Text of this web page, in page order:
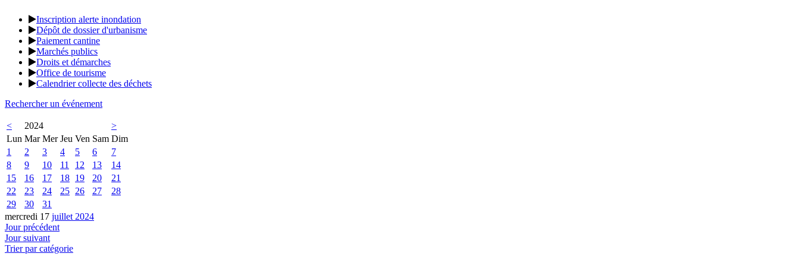
Inscription alerte inondation
Dépôt de dossier d'urbanisme
Paiement cantine
Marchés publics
Droits et démarches
Office de tourisme
Calendrier collecte des déchets
Rechercher un événement
< 2024
>
Lun Mar Mer Jeu Ven Sam Dim
1
2 3 4 5 6
7
8
9 10 11 12 13
14
15
16 17 18 19 20
21
22
23 24 25 26 27
28
29
30
31
mercredi 17 juillet 2024
Jour précédent
Jour suivant
Trier par catégorie